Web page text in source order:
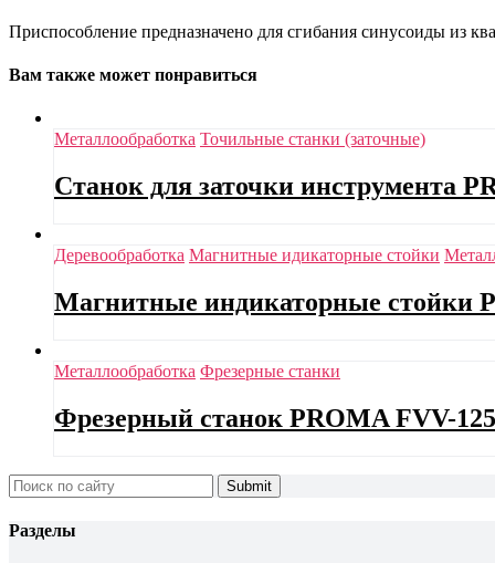
Приспособление предназначено для сгибания синусоиды из
Вам также может понравиться
Металлообработка Точильные станки (заточные)
Станок для заточки инструмента
Деревообработка Магнитные идикаторные стойки
Магнитные индикаторные стойки
Металлообработка Фрезерные станки
Фрезерный станок PROMA FVV-
Search
for:
Разделы